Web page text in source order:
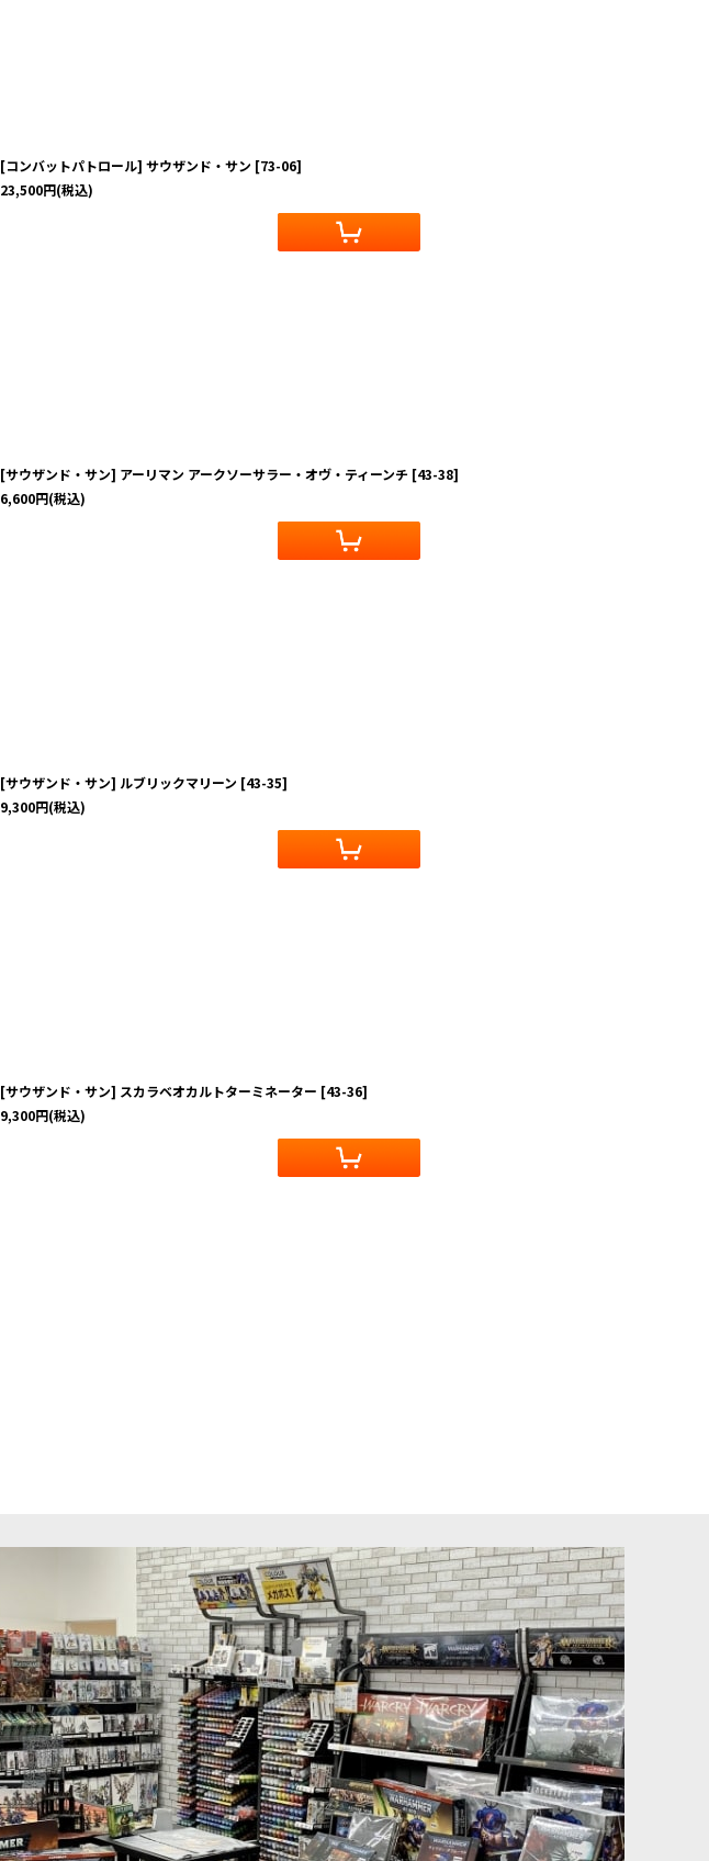
[コンバットパトロール] サウザンド・サン [73-06]
23,500円(税込)
[サウザンド・サン] アーリマン アークソーサラー・オヴ・ティーンチ [43-38]
6,600円(税込)
[サウザンド・サン] ルブリックマリーン [43-35]
9,300円(税込)
[サウザンド・サン] スカラベオカルトターミネーター [43-36]
9,300円(税込)